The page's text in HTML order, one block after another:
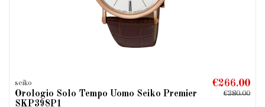
seiko
Orologio Solo Tempo Uomo Seiko Premier
SKP398P1
€266.00
€380.00